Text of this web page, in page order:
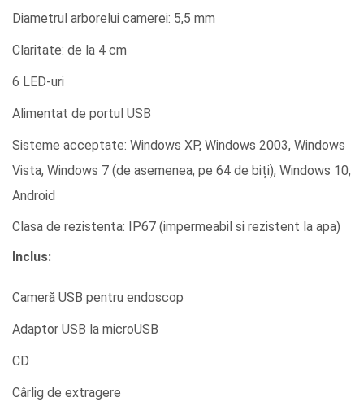
Diametrul arborelui camerei: 5,5 mm
Claritate: de la 4 cm
6 LED-uri
Alimentat de portul USB
Sisteme acceptate: Windows XP, Windows 2003, Windows
Vista, Windows 7 (de asemenea, pe 64 de biți), Windows 10,
Android
Clasa de rezistenta: IP67 (impermeabil si rezistent la apa)
Inclus:
Cameră USB pentru endoscop
Adaptor USB la microUSB
CD
Cârlig de extragere